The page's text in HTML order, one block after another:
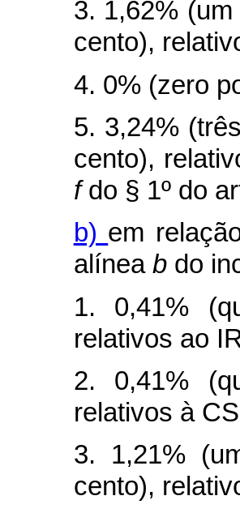
3. 1,62%
cento),
4. 0% (zero
5. 3,24%
cento),
fdo § 1º do
b) em
alínea b do
1. 0,41%
relativos ao
2. 0,41%
relativos à
3. 1,21%
cento),